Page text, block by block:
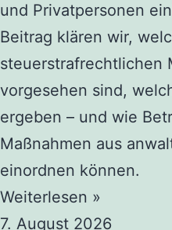
und Privatpersonen
Beitrag klären wir,
steuerstrafrechtlichen
vorgesehen sind,
ergeben – und wie
Maßnahmen aus
einordnen können.
Weiterlesen »
7. August 2026